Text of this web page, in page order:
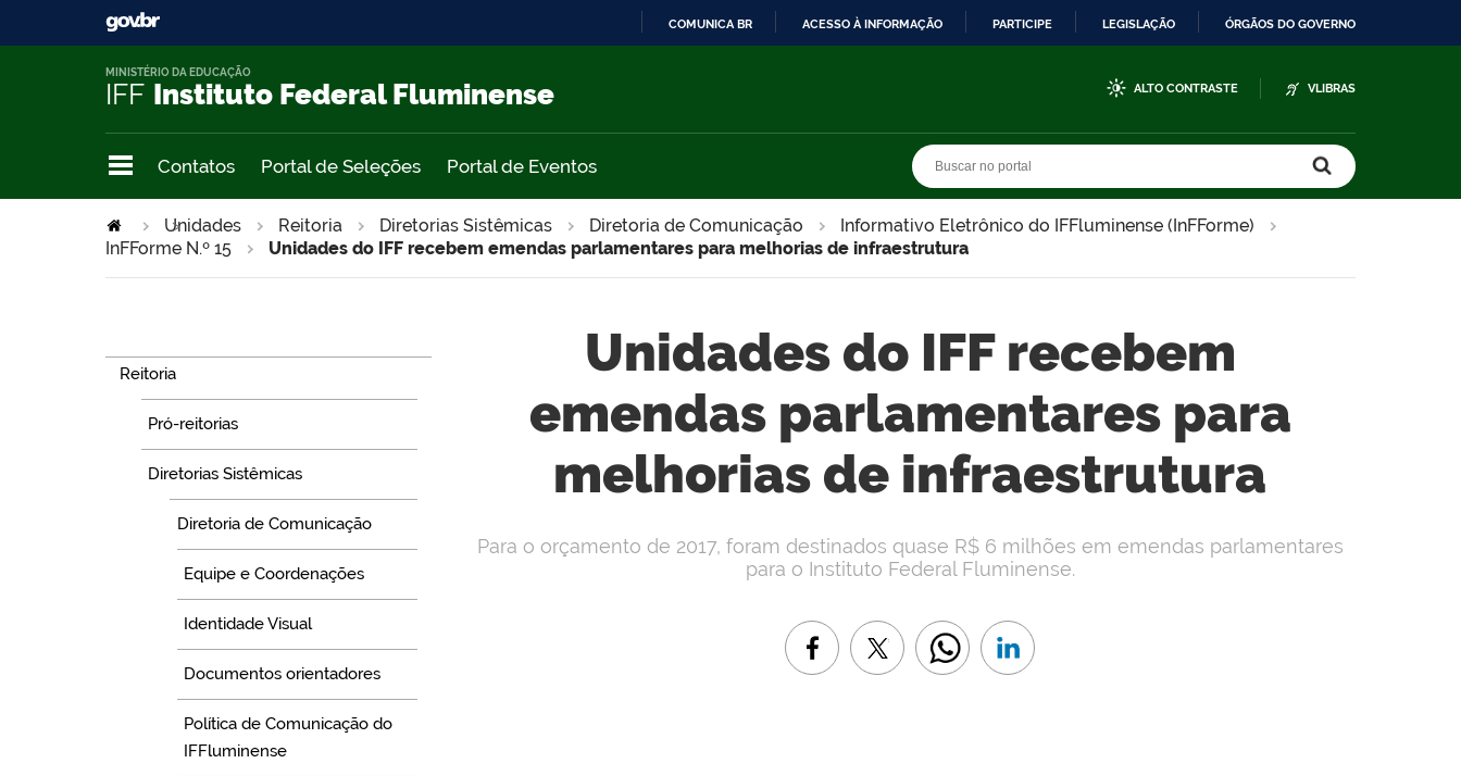
COMUNICA BR ACESSO À INFORMAÇÃO PARTICIPE LEGISLAÇÃO ÓRGÃOS DO GOVERNO
IFF Instituto Federal Fluminense
MINISTÉRIO DA EDUCAÇÃO
ALTO CONTRASTE VLIBRAS
Contatos Portal de Seleções Portal de Eventos
Unidades Reitoria Diretorias Sistêmicas Diretoria de Comunicação Informativo Eletrônico do IFFluminense (InFForme)
>
InFForme N.º 15
Unidades do IFF recebem emendas parlamentares para melhorias de infraestrutura
Reitoria
Pró-reitorias
Diretorias Sistêmicas
Diretoria de Comunicação
Equipe e Coordenações
Identidade Visual
Documentos orientadores
Política de Comunicação do
IFFluminense
Unidades do IFF recebem
emendas parlamentares para
melhorias de infraestrutura
Para o orçamento de 2017, foram destinados quase R$ 6 milhões em emendas parlamentares
para o Instituto Federal Fluminense.